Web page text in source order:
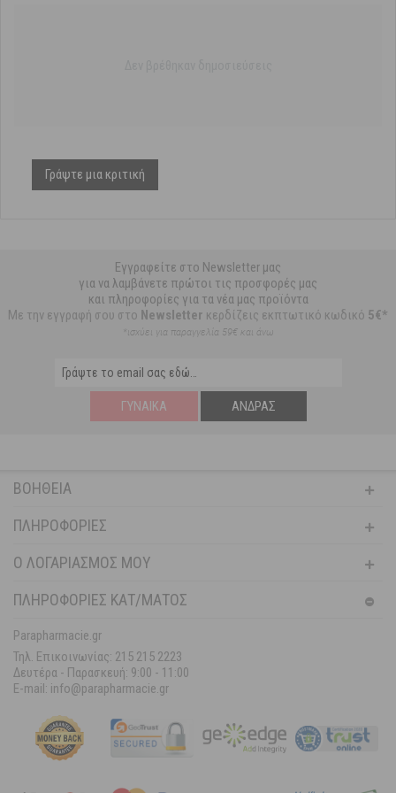
Γράψτε μια κριτική
Εγγραφείτε στο Newsletter μας
για να λαμβάνετε πρώτοι τις προσφορές μας
και πληροφορίες για τα νέα μας προϊόντα
Με την εγγραφή σου στο Newsletter κερδίζεις εκπτωτικό κωδικό 5€*
*ισχύει για παραγγελία 59€ και άνω
ΓΥΝΑΊΚΑ ΆΝΔΡΑΣ
ΒΟΉΘΕΙΑ
ΠΛΗΡΟΦΟΡΊΕΣ
Ο ΛΟΓΑΡΙΑΣΜΌΣ ΜΟΥ
ΠΛΗΡΟΦΟΡΙΕΣ ΚΑΤ/ΜΑΤΟΣ
Parapharmacie.gr
Τηλ. Επικοινωνίας: 215 215 2223
Δευτέρα - Παρασκευή: 9:00 - 11:00
E-mail: info@parapharmacie.gr